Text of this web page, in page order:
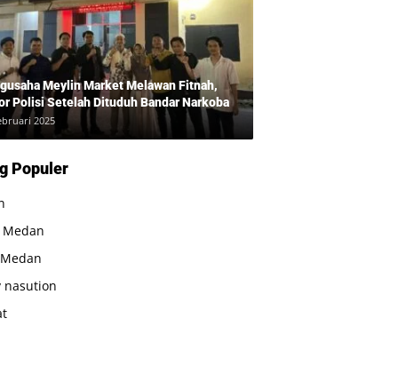
Meylin Market Melawan Fitnah,
Polisi Setelah Dituduh Bandar Narkoba
2025
Populer
nasution